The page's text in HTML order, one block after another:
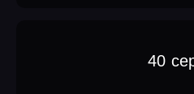
40